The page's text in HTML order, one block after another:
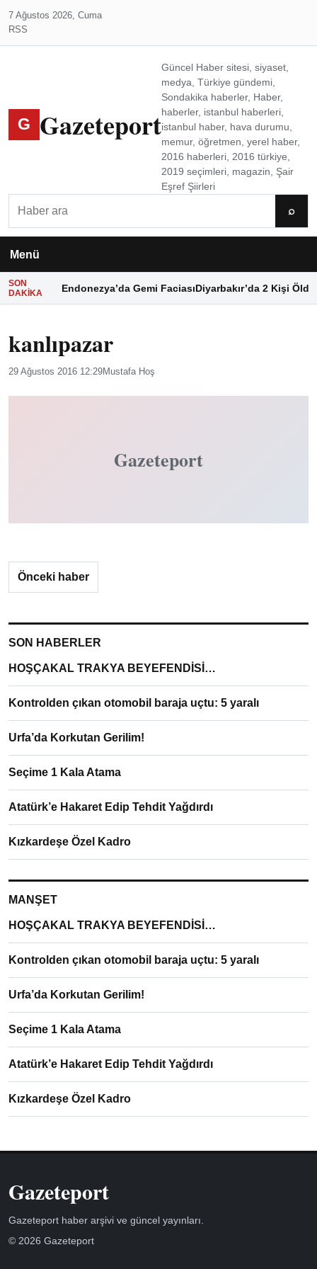
7 Ağustos 2026, Cuma
RSS
G Gazeteport
Güncel Haber sitesi, siyaset,
medya, Türkiye gündemi,
Sondakika haberler, Haber,
haberler, istanbul haberleri,
istanbul haber, hava durumu,
memur, öğretmen, yerel haber,
2016 haberleri, 2016 türkiye,
2019 seçimleri, magazin, Şair
Eşref Şiirleri
⌕
Menü
SON
DAKIKA
Endonezya’da Gemi FaciasıDiyarbakır’da 2 Kişi Öldü
kanlıpazar
29 Ağustos 2016 12:29Mustafa Hoş
Gazeteport
Önceki haber
SON HABERLER
HOŞÇAKAL TRAKYA BEYEFENDİSİ…
Kontrolden çıkan otomobil baraja uçtu: 5 yaralı
Urfa’da Korkutan Gerilim!
Seçime 1 Kala Atama
Atatürk’e Hakaret Edip Tehdit Yağdırdı
Kızkardeşe Özel Kadro
MANŞET
HOŞÇAKAL TRAKYA BEYEFENDİSİ…
Kontrolden çıkan otomobil baraja uçtu: 5 yaralı
Urfa’da Korkutan Gerilim!
Seçime 1 Kala Atama
Atatürk’e Hakaret Edip Tehdit Yağdırdı
Kızkardeşe Özel Kadro
Gazeteport
Gazeteport haber arşivi ve güncel yayınları.
© 2026 Gazeteport